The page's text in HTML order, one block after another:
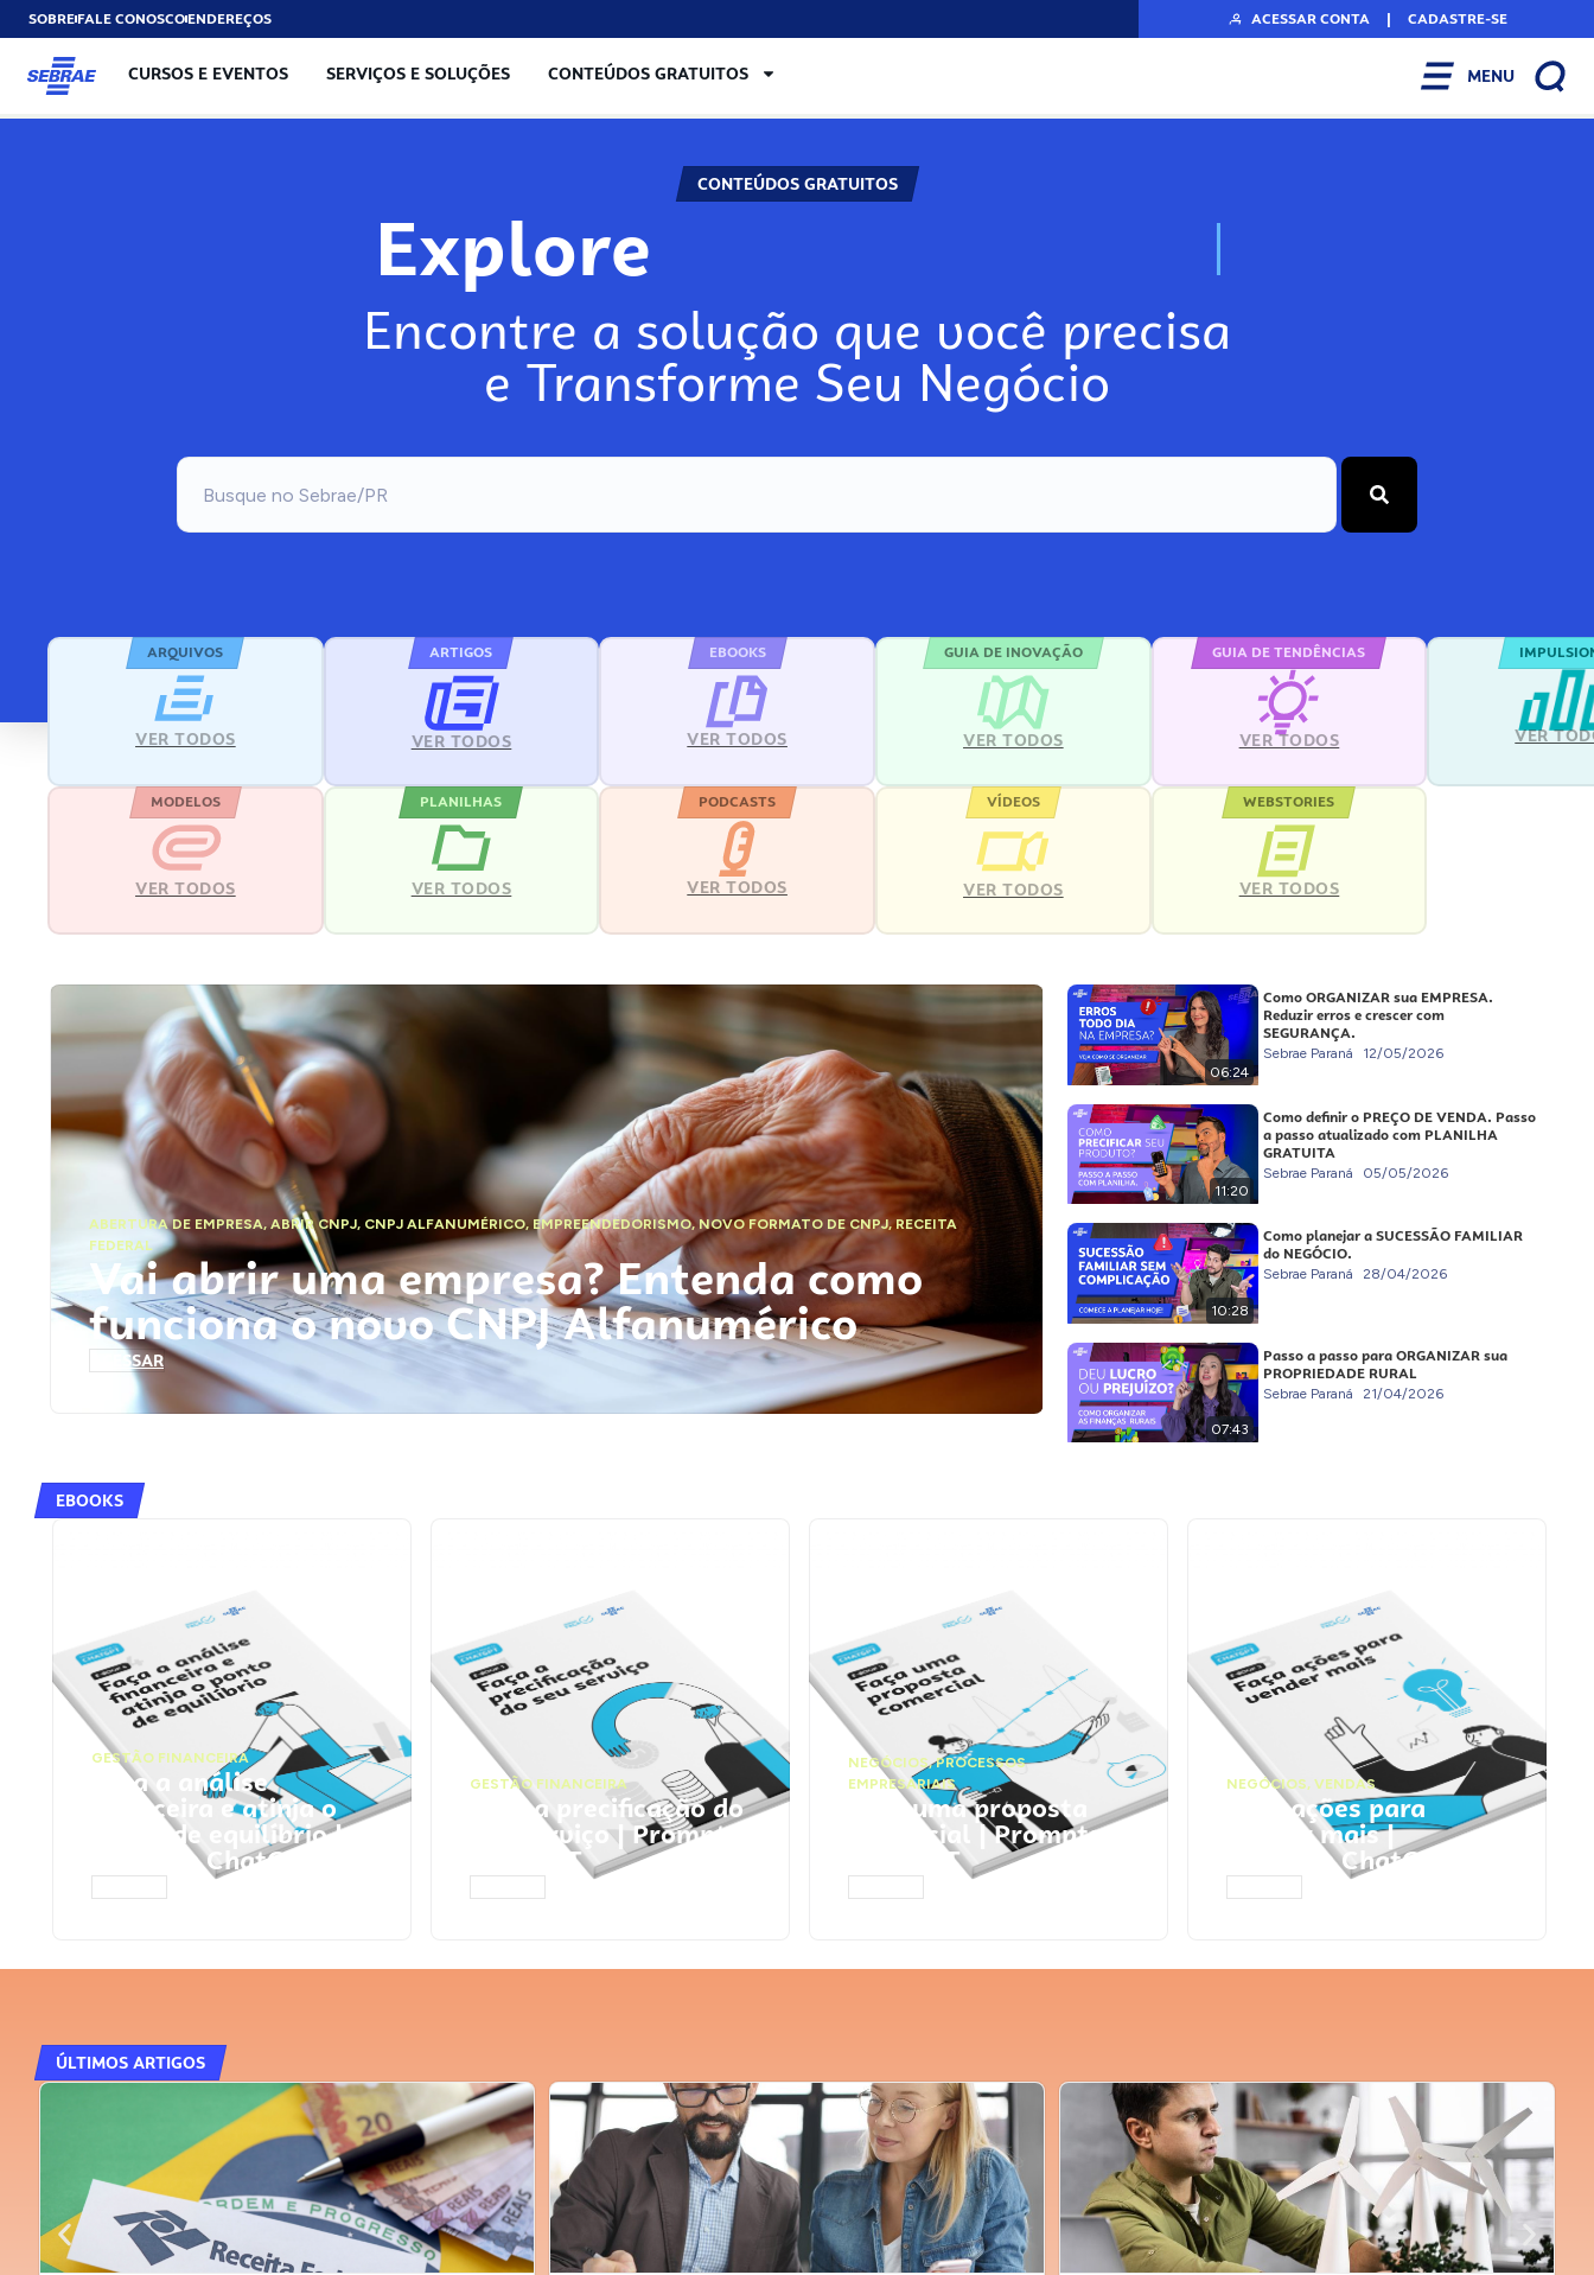
SOBREFALE CONOSCOENDEREÇOS ACESSAR CONTA | CADASTRE-SE
CURSOS E EVENTOS SERVIÇOS E SOLUÇÕES CONTEÚDOS GRATUITOS MENU
CONTEÚDOS GRATUITOS
Explore N
Encontre a solução que você precisa
e Transforme Seu Negócio
ARQUIVOS
VER TODOS
ARTIGOS
VER TODOS
EBOOKS
VER TODOS
GUIA DE INOVAÇÃO
VER TODOS
GUIA DE TENDÊNCIAS
VER TODOS VER
MODELOS
VER TODOS
PLANILHAS
VER TODOS
PODCASTS
VER TODOS
VÍDEOS
VER TODOS
WEBSTORIES
VER TODOS
ABERTURA DE EMPRESA,ABRIR CNPJ, CNPJ ALFANUMÉRICO, EMPREENDEDORISMO,NOVO FORMATO DE CNPJ,RECEITA
FEDERAL
Vai abrir uma empresa? Entenda como
funciona o novo CNPJ Alfanumérico
ACESSAR
06:24
Como ORGANIZAR sua EMPRESA.
Reduzir erros e crescer com
SEGURANÇA.
Sebrae Paraná 12/05/2026
11:20
Como definir o PREÇO DE VENDA. Passo
a passo atualizado com PLANILHA
GRATUITA
Sebrae Paraná 05/05/2026
10:28
Como planejar a SUCESSÃO FAMILIAR
do NEGÓCIO.
Sebrae Paraná 28/04/2026
07:43
Passo a passo para ORGANIZAR sua
PROPRIEDADE RURAL
Sebrae Paraná 21/04/2026
EBOOKS
GESTÃO FINANCEIRA
Faça a análise
financeira e atinja o
ponto de equilíbrio |
Prompts ChatGPT
GESTÃO FINANCEIRA
Faça a precificação do
seu serviço | Prompts
ChatGPT
NEGÓCIOS,PROCESSOS
EMPRESARIAIS
Faça uma proposta
comercial | Prompts
ChatGPT
NEGÓCIOS, VENDAS
Faça ações para
vender mais |
Prompts ChatGPT
ÚLTIMOS ARTIGOS